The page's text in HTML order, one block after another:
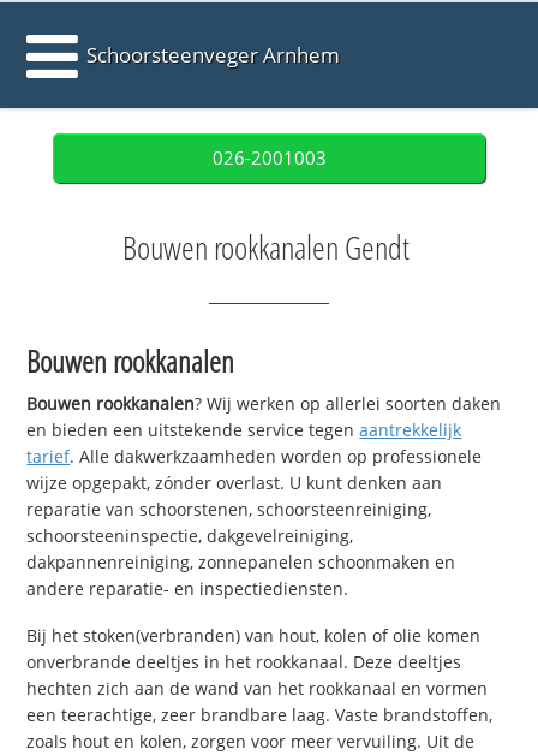
Schoorsteenveger Arnhem
026-2001003
Bouwen rookkanalen Gendt
Bouwen rookkanalen
Bouwen rookkanalen? Wij werken op allerlei soorten daken
en bieden een uitstekende service tegenaantrekkelijk
tarief. Alle dakwerkzaamheden worden op professionele
wijze opgepakt, zónder overlast. U kunt denken aan
reparatie van schoorstenen, schoorsteenreiniging,
schoorsteeninspectie, dakgevelreiniging,
dakpannenreiniging, zonnepanelen schoonmaken en
andere reparatie- en inspectiediensten.
Bij het stoken(verbranden) van hout, kolen of olie komen
onverbrande deeltjes in het rookkanaal. Deze deeltjes
hechten zich aan de wand van het rookkanaal en vormen
een teerachtige, zeer brandbare laag. Vaste brandstoffen,
zoals hout en kolen, zorgen voor meer vervuiling. Uit de